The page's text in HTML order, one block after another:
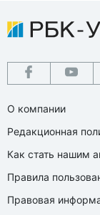
О компании
Редакционная
Как стать нашим
Правила
Правовая